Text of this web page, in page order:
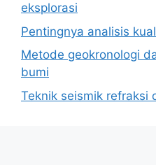
eksplorasi
Pentingnya analisis
Metode geokronologi
bumi
Teknik seismik refraksi